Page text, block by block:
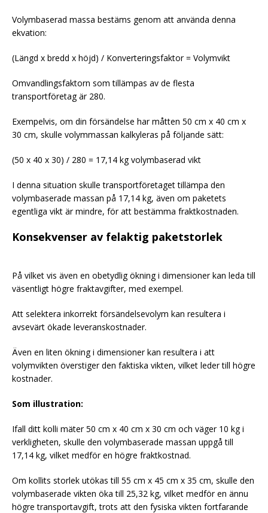
Volymbaserad massa bestäms genom att använda denna
ekvation:
(Längd x bredd x höjd) / Konverteringsfaktor = Volymvikt
Omvandlingsfaktorn som tillämpas av de flesta
transportföretag är 280.
Exempelvis, om din försändelse har måtten 50 cm x 40 cm x
30 cm, skulle volymmassan kalkyleras på följande sätt:
(50 x 40 x 30) / 280 = 17,14 kg volymbaserad vikt
I denna situation skulle transportföretaget tillämpa den
volymbaserade massan på 17,14 kg, även om paketets
egentliga vikt är mindre, för att bestämma fraktkostnaden.
Konsekvenser av felaktig paketstorlek
På vilket vis även en obetydlig ökning i dimensioner kan leda till
väsentligt högre fraktavgifter, med exempel.
Att selektera inkorrekt försändelsevolym kan resultera i
avsevärt ökade leveranskostnader.
Även en liten ökning i dimensioner kan resultera i att
volymvikten överstiger den faktiska vikten, vilket leder till högre
kostnader.
Som illustration:
Ifall ditt kolli mäter 50 cm x 40 cm x 30 cm och väger 10 kg i
verkligheten, skulle den volymbaserade massan uppgå till
17,14 kg, vilket medför en högre fraktkostnad.
Om kollits storlek utökas till 55 cm x 45 cm x 35 cm, skulle den
volymbaserade vikten öka till 25,32 kg, vilket medför en ännu
högre transportavgift, trots att den fysiska vikten fortfarande